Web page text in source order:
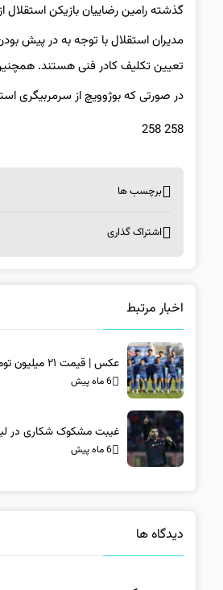
گذشته رامین رضاییان بازیکن
مدیران استقلال با توجه به در پیش
تعیین تکلیف کادر فنی هستند.
در صورتی که بوژوویچ از سرمربیگری
258 258
برچسب ها
اشتراک گذاری
اخبار مرتبط
عکس | قیمت ۲۱ میلیون تومانی برای بلیت بازی استقلال!
6 ماه پیش
غیبت مشکوک شکاری در
6 ماه پیش
دیدگاه ها